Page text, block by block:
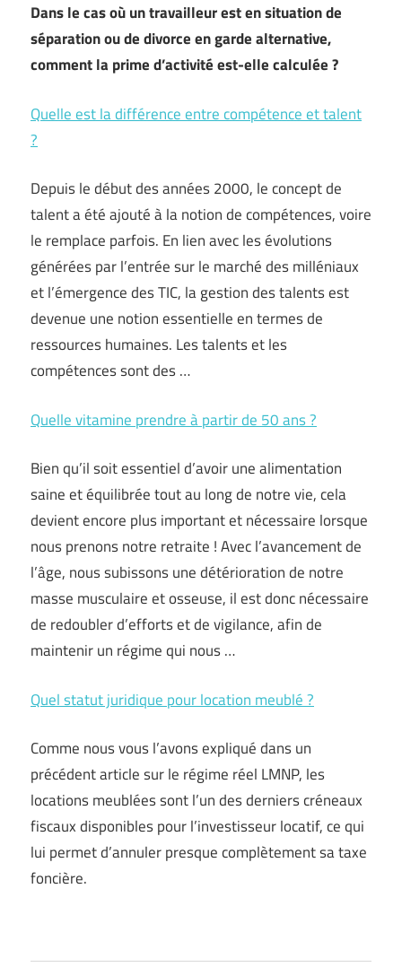
Dans le cas où un travailleur est en situation de
séparation ou de divorce en garde alternative,
comment la prime d’activité est-elle calculée ?
Quelle est la différence entre compétence et talent
?
Depuis le début des années 2000, le concept de
talent a été ajouté à la notion de compétences, voire
le remplace parfois. En lien avec les évolutions
générées par l’entrée sur le marché des milléniaux
et l’émergence des TIC, la gestion des talents est
devenue une notion essentielle en termes de
ressources humaines. Les talents et les
compétences sont des …
Quelle vitamine prendre à partir de 50 ans ?
Bien qu’il soit essentiel d’avoir une alimentation
saine et équilibrée tout au long de notre vie, cela
devient encore plus important et nécessaire lorsque
nous prenons notre retraite ! Avec l’avancement de
l’âge, nous subissons une détérioration de notre
masse musculaire et osseuse, il est donc nécessaire
de redoubler d’efforts et de vigilance, afin de
maintenir un régime qui nous …
Quel statut juridique pour location meublé ?
Comme nous vous l’avons expliqué dans un
précédent article sur le régime réel LMNP, les
locations meublées sont l’un des derniers créneaux
fiscaux disponibles pour l’investisseur locatif, ce qui
lui permet d’annuler presque complètement sa taxe
foncière.